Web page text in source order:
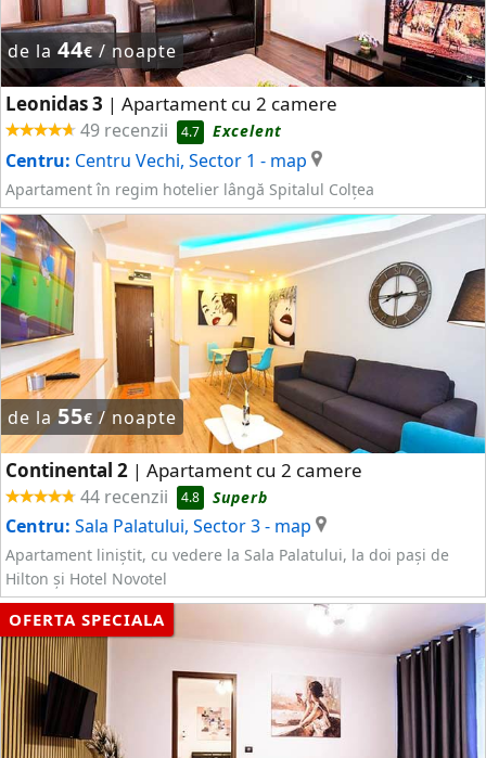
de la 44€/ noapte
Leonidas 3 | Apartament cu 2 camere
49 recenzii 4.7 Excelent
Centru: Centru Vechi, Sector 1 - map
Apartament în regim hotelier lângă Spitalul Colțea
de la55€ / noapte
Continental 2 | Apartament cu 2 camere
44 recenzii 4.8 Superb
Centru: Sala Palatului, Sector 3- map
Apartament liniștit, cu vedere la Sala Palatului, la doi pași de
Hilton și Hotel Novotel
OFERTA SPECIALA